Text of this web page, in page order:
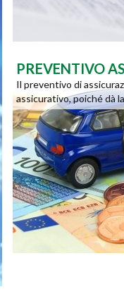
PREVENTIVO
Il preventivo di
assicurativo, poiché dà